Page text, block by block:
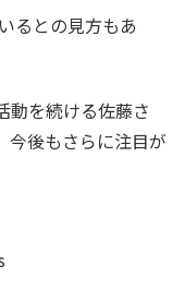
るとの見方もあ
動を続ける佐藤さ
今後もさらに注目が